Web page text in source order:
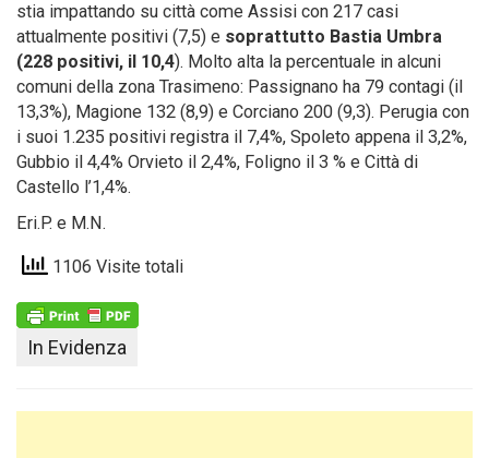
stia impattando su città come Assisi con 217 casi
attualmente positivi (7,5) e soprattutto Bastia Umbra
(228 positivi, il 10,4). Molto alta la percentuale in alcuni
comuni della zona Trasimeno: Passignano ha 79 contagi (il
13,3%), Magione 132 (8,9) e Corciano 200 (9,3). Perugia con
i suoi 1.235 positivi registra il 7,4%, Spoleto appena il 3,2%,
Gubbio il 4,4% Orvieto il 2,4%, Foligno il 3 % e Città di
Castello l’1,4%.
Eri.P. e M.N.
1106 Visite totali
In Evidenza